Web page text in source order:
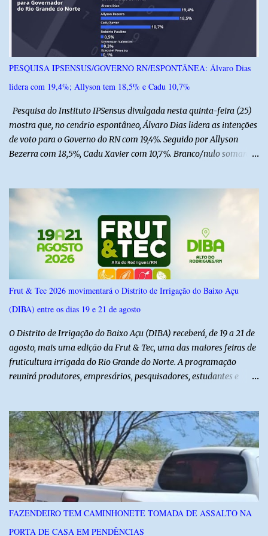
o
PESQUISA IPSENSUS/GOVERNO RN/ESPONTÂNEA: Álvaro Dias
lidera com 19,4%; Allyson tem 18,5% e Cadu 10,7%
Pesquisa do Instituto IPSensus divulgada nesta quinta-feira (25)
mostra que, no cenário espontâneo, Álvaro Dias lidera as intenções
de voto para o Governo do RN com 19,4%. Seguido por Allyson
Bezerra com 18,5%, Cadu Xavier com 10,7%. Branco/nulo somaram
do Norte entre os dias 18 e 22 de junho de 2026. O levantamento
possui margem de erro de 2,5 pontos percentuais e nível de
confiança de 95%. Registro no TSE: RN-09520/2026
Frut & Tec 2026 movimentará o Distrito de Irrigação do Baixo Açu
(DIBA) entre os dias 19 e 21 de agosto
O Distrito de Irrigação do Baixo Açu (DIBA) receberá, de 19 a 21 de
agosto, mais uma edição da Frut & Tec, uma das maiores feiras de
fruticultura irrigada do Rio Grande do Norte. A programação
reunirá produtores, empresários, pesquisadores, estudantes e
instituições e tecnologias voltadas ao setor. Além das atividades
técnicas, a feira contará com programação cultural. No dia 20 de
agosto, o público poderá prestigiar o show de humor com Mução,
seguido de apresentação musical de Vê Barreto. A Frut & Tec
reforça a importância do Distrito de Irrigação do Baixo Açu como
referência na fruticultura irrigada, promovendo conhecimento,
inovação e oportunidades para o desenvolvimento do agronegócio
potiguar. @associacaodiba
FAZENDEIRO TEM CAMINHONETE TOMADA DE ASSALTO NA
PORTA DE CASA EM PENDÊNCIAS